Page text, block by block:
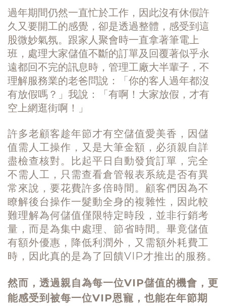
過年期間仍然一直忙於工作，因此沒有休假許
久又要開工的感覺，卻是透過整體，感受到這
股微妙氣氛。跟家人聚會時一直拿著筆電上
班，處理大家儲值不斷的訂單及回覆著似乎永
遠都回不完的訊息時，管理工廠大半輩子，不
理解服務業的老爸問說：「你的客人過年都沒
有放假嗎？」我說：「有啊！大家放假，才有
空上網逛街啊！」
許多老顧客趁年節才有空儲值愛美香，因儲
值需人工操作，又是大筆金額，必須親自詳
盡檢查核對。比起平日自動發貨訂單，完全
不需人工，只需查看倉管報表系統是否有異
常來說，要花費許多倍時間。顧客們因為不
瞭解後台操作一髮動全身的複雜性，因此較
難理解為何儲值僅限特定時段，並非行銷考
量，而是為集中處理、節省時間。畢竟儲值
有額外優惠，降低利潤外，又需額外耗費工
時，因此真的是為了回饋VIP才推出的服務。
然而，透過親自為每一位VIP儲值的機會，更
能感受到被每一位VIP恩寵，也能在年節期